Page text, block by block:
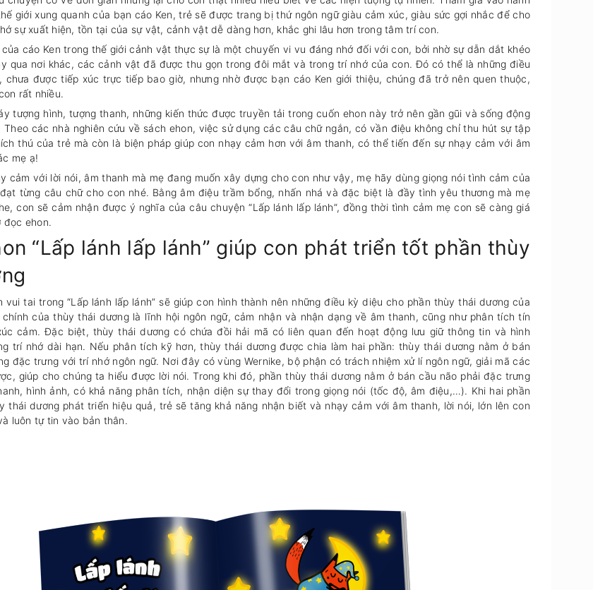
giới xung quanh của bạn cáo Ken, trẻ sẽ được trang bị thứ ngôn ngữ giàu cảm xúc, giàu sức gợi nhắc để cho
sự xuất hiện, tồn tại của sự vật, cảnh vật dễ dàng hơn, khắc ghi lâu hơn trong tâm trí con.
của cáo Ken trong thế giới cảnh vật thực sự là một chuyến vi vu đáng nhớ đối với con, bởi nhờ sự dẫn dắt khéo
qua nơi khác, các cảnh vật đã được thu gọn trong đôi mắt và trong trí nhớ của con. Đó có thể là những điều
chưa được tiếp xúc trực tiếp bao giờ, nhưng nhờ được bạn cáo Ken giới thiệu, chúng đã trở nên quen thuộc,
rất nhiều.
tượng hình, tượng thanh, những kiến thức được truyền tải trong cuốn ehon này trở nên gần gũi và sống động
Theo các nhà nghiên cứu về sách ehon, việc sử dụng các câu chữ ngắn, có vần điệu không chỉ thu hút sự tập
thú của trẻ mà còn là biện pháp giúp con nhạy cảm hơn với âm thanh, có thể tiến đến sự nhạy cảm với âm
mẹ ạ!
cảm với lời nói, âm thanh mà mẹ đang muốn xây dựng cho con như vậy, mẹ hãy dùng giọng nói tình cảm của
từng câu chữ cho con nhé. Bằng âm điệu trầm bổng, nhấn nhá và đặc biệt là đầy tình yêu thương mà mẹ
con sẽ cảm nhận được ý nghĩa của câu chuyện “Lấp lánh lấp lánh”, đồng thời tình cảm mẹ con sẽ càng giá
đọc ehon.
“Lấp lánh lấp lánh” giúp con phát triển tốt phần thùy
vui tai trong “Lấp lánh lấp lánh” sẽ giúp con hình thành nên những điều kỳ diệu cho phần thùy thái dương của
chính của thùy thái dương là lĩnh hội ngôn ngữ, cảm nhận và nhận dạng về âm thanh, cũng như phân tích tín
cảm. Đặc biệt, thùy thái dương có chứa đồi hải mã có liên quan đến hoạt động lưu giữ thông tin và hình
trí nhớ dài hạn. Nếu phân tích kỹ hơn, thùy thái dương được chia làm hai phần: thùy thái dương nằm ở bán
đặc trưng với trí nhớ ngôn ngữ. Nơi đây có vùng Wernike, bộ phận có trách nhiệm xử lí ngôn ngữ, giải mã các
giúp cho chúng ta hiểu được lời nói. Trong khi đó, phần thùy thái dương nằm ở bán cầu não phải đặc trưng
hình ảnh, có khả năng phân tích, nhận diện sự thay đổi trong giọng nói (tốc độ, âm điệu,…). Khi hai phần
thái dương phát triển hiệu quả, trẻ sẽ tăng khả năng nhận biết và nhạy cảm với âm thanh, lời nói, lớn lên con
luôn tự tin vào bản thân.